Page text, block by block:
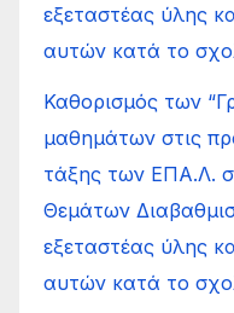
εξεταστέας ύλης
αυτών κατά το
Καθορισμός των
μαθημάτων στις
τάξης των ΕΠΑ.Λ.
Θεμάτων
εξεταστέας ύλης
αυτών κατά το